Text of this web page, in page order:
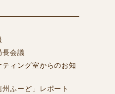
長会議
ィング室からのお知
州ふーど」レポート